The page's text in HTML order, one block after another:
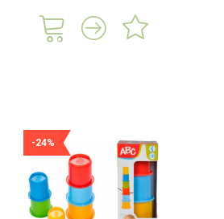
-24%